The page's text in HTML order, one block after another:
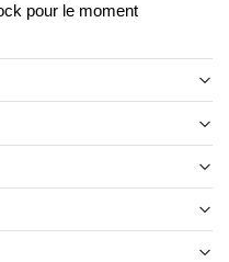
pour le moment